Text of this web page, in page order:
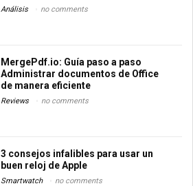
Análisis no comments
MergePdf.io: Guía paso a paso
Administrar documentos de Office
de manera eficiente
Reviews no comments
3 consejos infalibles para usar un
buen reloj de Apple
Smartwatch no comments